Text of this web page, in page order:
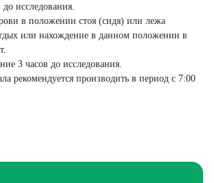
до исследования.
в положении стоя (сидя) или лежа
или нахождение в данном положении в
3 часов до исследования.
рекомендуется производить в период с 7:00